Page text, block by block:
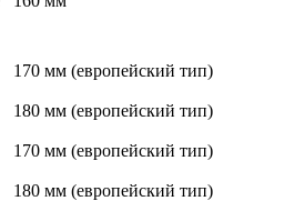
170 мм (европейский тип)
180 мм (европейский тип)
170 мм (европейский тип)
180 мм (европейский тип)